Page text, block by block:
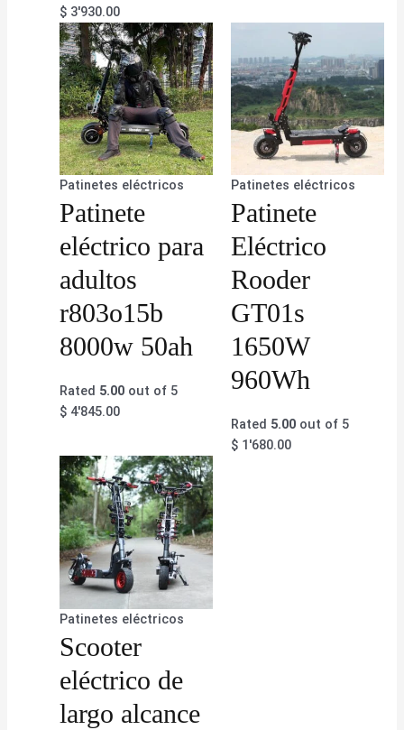
$ 3'930.00
Patinetes eléctricos
Patinete
eléctrico para
adultos
r803o15b
8000w 50ah
Rated 5.00 out of 5
$ 4'845.00
Patinetes eléctricos
Patinete
Eléctrico
Rooder
GT01s
1650W
960Wh
Rated 5.00out of 5
$1'680.00
Patinetes eléctricos
Scooter
eléctrico de
largo alcance